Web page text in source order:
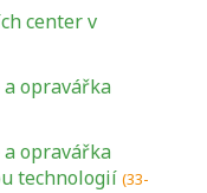
center v
opravářka
opravářka
technologií (33-